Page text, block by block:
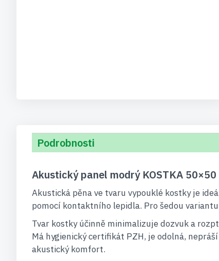
Podrobnosti
Akustický panel modrý KOSTKA
Akustická pěna ve tvaru vypouklé kostky je
pomocí kontaktního lepidla. Pro šedou
Tvar kostky účinně minimalizuje dozvuk a
Má hygienický certifikát PZH, je odolná,
akustický komfort.